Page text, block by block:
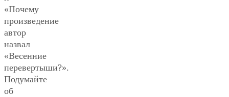
«Почему
произведение
автор
назвал
«Весенние
перевертыши?».
Подумайте
об